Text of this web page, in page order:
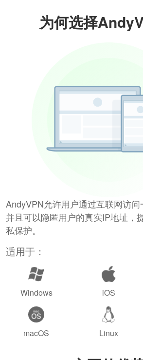
为何选择
AndyVPN允许用户通过互联网访问
并且可以隐匿用户的真实IP地址，
私保护。
适用于：
Windows iOS
macOS Linux